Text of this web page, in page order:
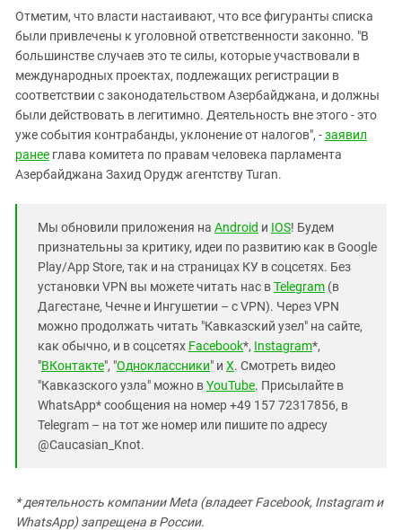
Отметим, что власти настаивают, что все фигуранты списка
были привлечены к уголовной ответственности законно. "В
большинстве случаев это те силы, которые участвовали в
международных проектах, подлежащих регистрации в
соответствии с законодательством Азербайджана, и должны
были действовать в легитимно. Деятельность вне этого - это
уже события контрабанды, уклонение от налогов", -заявил
ранее глава комитета по правам человека парламента
Азербайджана Захид Орудж агентству Turan.
Мы обновили приложения на Android и IOS! Будем
признательны за критику, идеи по развитию как в Google
Play/App Store, так и на страницах КУ в соцсетях. Без
установки VPN вы можете читать нас вTelegram (в
Дагестане, Чечне и Ингушетии – с VPN). Через VPN
можно продолжать читать "Кавказский узел" на сайте,
как обычно, и в соцсетях Facebook*, Instagram*,
"ВКонтакте", "Одноклассники" и X. Смотреть видео
"Кавказского узла" можно вYouTube. Присылайте в
WhatsApp* сообщения на номер +49 157 72317856, в
Telegram – на тот же номер или пишите по адресу
@Caucasian_Knot.
* деятельность компании Meta (владеет Facebook, Instagram и
WhatsApp) запрещена в России.